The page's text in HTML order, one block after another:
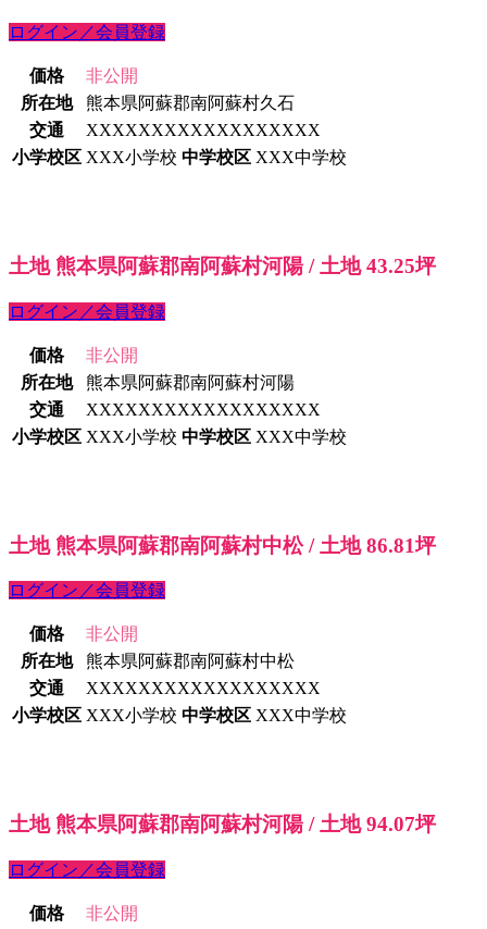
ログイン／会員登録
価格
非公開
所在地
熊本県阿蘇郡南阿蘇村久石
交通
XXXXXXXXXXXXXXXXXX
小学校区 XXX小学校 中学校区 XXX中学校
土地 熊本県阿蘇郡南阿蘇村河陽 / 土地 43.25坪
ログイン／会員登録
価格
非公開
所在地
熊本県阿蘇郡南阿蘇村河陽
交通
XXXXXXXXXXXXXXXXXX
小学校区 XXX小学校 中学校区 XXX中学校
土地 熊本県阿蘇郡南阿蘇村中松 / 土地 86.81坪
ログイン／会員登録
価格
非公開
所在地
熊本県阿蘇郡南阿蘇村中松
交通
XXXXXXXXXXXXXXXXXX
小学校区 XXX小学校 中学校区 XXX中学校
土地 熊本県阿蘇郡南阿蘇村河陽 / 土地 94.07坪
ログイン／会員登録
価格
非公開